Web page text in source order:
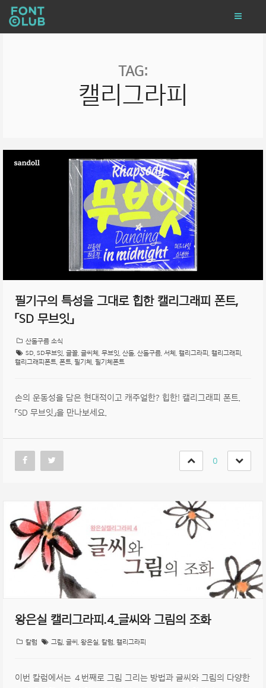
TAG:
캘리그라피
필기구의 특성을 그대로 힙한 캘리그래피 폰트,
「SD 무브잇」
산돌구름 소식
SD SD무브잇 글꼴 글씨체 무브잇 산돌 산돌구름 서체 캘리그라피 캘리그래피
캘리그래피폰트 폰트 필기체 필기체폰트
손의 운동성을 담은 현대적이고 캐주얼한? 힙한! 캘리그래피 폰트.
「SD 무브잇」을 만나보세요.
0
왕은실 캘리그라피.4_글씨와 그림의 조화
칼럼 그림 글씨 왕은실 칼럼 캘리그라피
이번 칼럼에서는 ４번째로 그림 그리는 방법과 글씨와 그림의 다양한